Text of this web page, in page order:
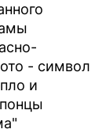
- символ
и